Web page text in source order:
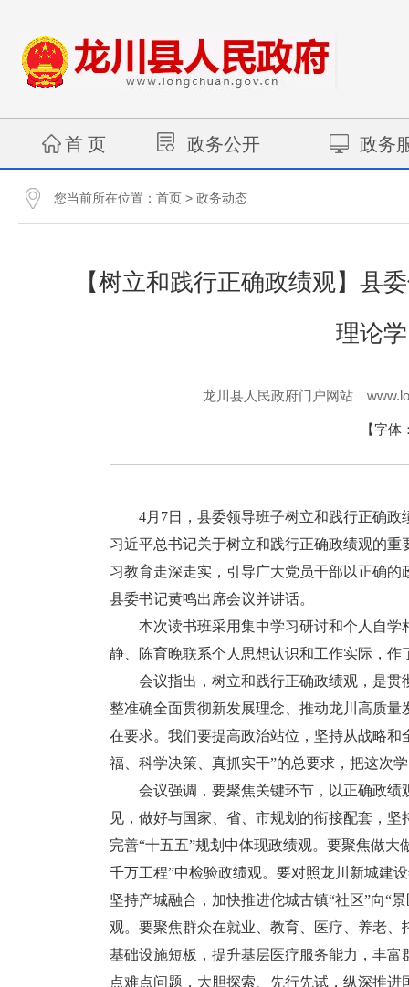
首 页 政务公开 政务
您当前所在位置： 首页 > 政务动态
【树立和践行正确政绩观】县
理论
龙川县人民政府门户网站
【字体
4月7日，县委领导班子树立和践行正确政
习近平总书记关于树立和践行正确政绩观的
习教育走深走实，引导广大党员干部以正确
县委书记黄鸣出席会议并讲话。
本次读书班采用集中学习研讨和个人自学
静、陈育晚联系个人思想认识和工作实际，作
会议指出，树立和践行正确政绩观，是贯
整准确全面贯彻新发展理念、推动龙川高质
在要求。我们要提高政治站位，坚持从战略
福、科学决策、真抓实干”的总要求，把这次
会议强调，要聚焦关键环节，以正确政绩
见，做好与国家、省、市规划的衔接配套，
完善“十五五”规划中体现政绩观。要聚焦做
千万工程”中检验政绩观。要对照龙川新城建
坚持产城融合，加快推进佗城古镇“社区”向“
观。要聚焦群众在就业、教育、医疗、养老
基础设施短板，提升基层医疗服务能力，丰
点难点问题，大胆探索、先行先试，纵深推